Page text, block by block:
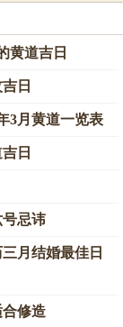
黄道吉日
日
3月黄道一览表
日
号忌讳
月结婚最佳日
合修造